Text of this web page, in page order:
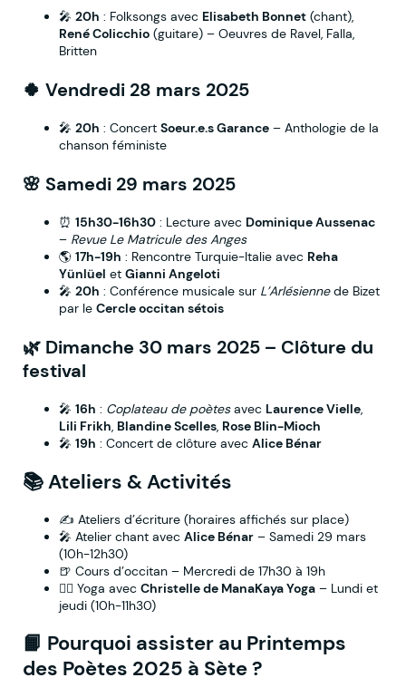
🎤 20h : Folksongs avec Elisabeth Bonnet (chant),
René Colicchio (guitare) – Oeuvres de Ravel, Falla,
Britten
🍀 Vendredi 28 mars 2025
🎤 20h : Concert Soeur.e.s Garance – Anthologie de la
chanson féministe
🌸 Samedi 29 mars 2025
⏰ 15h30-16h30 : Lecture avec Dominique Aussenac
– Revue Le Matricule des Anges
🌎 17h-19h : Rencontre Turquie-Italie avec Reha
Yünlüel et Gianni Angeloti
🎤 20h : Conférence musicale sur L’Arlésiennede Bizet
par le Cercle occitan sétois
🌿 Dimanche 30 mars 2025 – Clôture du
festival
🎤 16h : Coplateau de poètesavec Laurence Vielle,
Lili Frikh, Blandine Scelles, Rose Blin-Mioch
🎤 19h : Concert de clôture avec Alice Bénar
📚Ateliers & Activités
✍️ Ateliers d’écriture (horaires affichés sur place)
🎤 Atelier chant avec Alice Bénar – Samedi 29 mars
(10h-12h30)
🍺 Cours d’occitan – Mercredi de 17h30 à 19h
🧘‍♀️ Yoga avec Christelle de ManaKaya Yoga – Lundi et
jeudi (10h-11h30)
📙 Pourquoi assister au Printemps
des Poètes 2025 à Sète ?